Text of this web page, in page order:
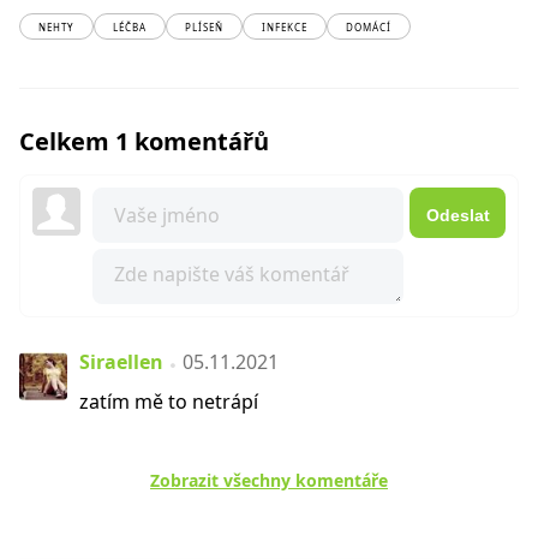
NEHTY LÉČBA PLÍSEŇ INFEKCE DOMÁCÍ
Celkem 1 komentářů
Odeslat
Siraellen
05.11.2021
zatím mě to netrápí
Zobrazit všechny komentáře